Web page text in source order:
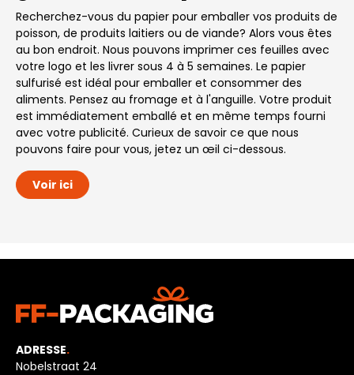
Recherchez-vous du papier pour emballer vos produits de
poisson, de produits laitiers ou de viande? Alors vous êtes
au bon endroit. Nous pouvons imprimer ces feuilles avec
votre logo et les livrer sous 4 à 5 semaines. Le papier
sulfurisé est idéal pour emballer et consommer des
aliments. Pensez au fromage et à l'anguille. Votre produit
est immédiatement emballé et en même temps fourni
avec votre publicité. Curieux de savoir ce que nous
pouvons faire pour vous, jetez un œil ci-dessous.
Voir ici
ADRESSE.
Nobelstraat 24